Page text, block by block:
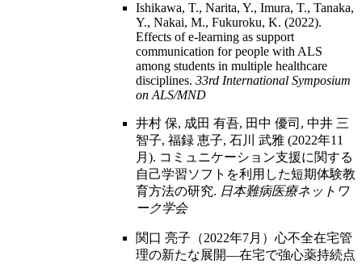
Ishikawa, T., Narita, Y., Imura, T., Tanaka,
Y., Nakai, M., Fukuroku, K. (2022).
Effects of e-learning as support
communication for people with ALS
among students in multiple healthcare
disciplines. 33rd International Symposium
on ALS/MND
井村 保, 成田 有吾, 田中 優司, 中井 三
智子, 福録 恵子, 石川 武雅 (2022年11
月). コミュニケーション支援に関する
自己学習ソフトを利用した短期体験教
育方法の研究. 日本難病医療ネットワ
ーク学会
関口 亮子（2022年7月）心不全在宅管
理の新たな展開―在宅で強心薬持続点